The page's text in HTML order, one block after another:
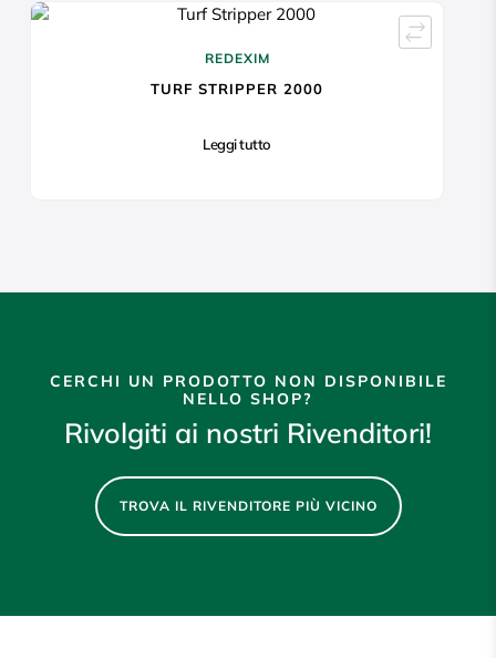
REDEXIM
TURF STRIPPER 2000
Leggi tutto
CERCHI UN PRODOTTO NON DISPONIBILE
NELLO SHOP?
Rivolgiti ai nostri Rivenditori!
TROVA IL RIVENDITORE PIÙ VICINO